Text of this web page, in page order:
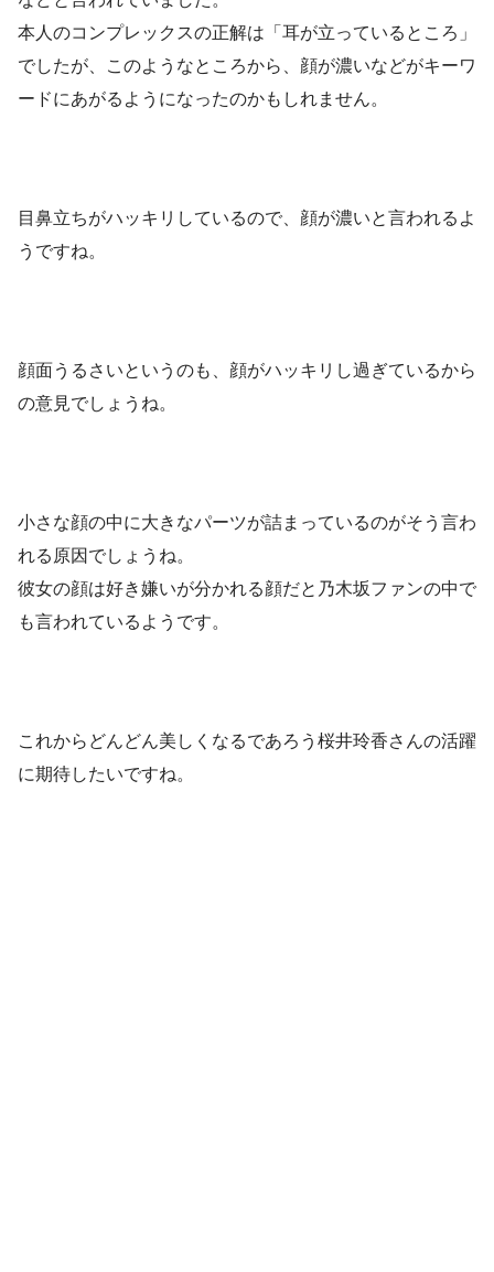
本人のコンプレックスの正解は「耳が立っているところ」
でしたが、このようなところから、顔が濃いなどがキーワ
ードにあがるようになったのかもしれません。
目鼻立ちがハッキリしているので、顔が濃いと言われるよ
うですね。
顔面うるさいというのも、顔がハッキリし過ぎているから
の意見でしょうね。
小さな顔の中に大きなパーツが詰まっているのがそう言わ
れる原因でしょうね。
彼女の顔は好き嫌いが分かれる顔だと乃木坂ファンの中で
も言われているようです。
これからどんどん美しくなるであろう桜井玲香さんの活躍
に期待したいですね。